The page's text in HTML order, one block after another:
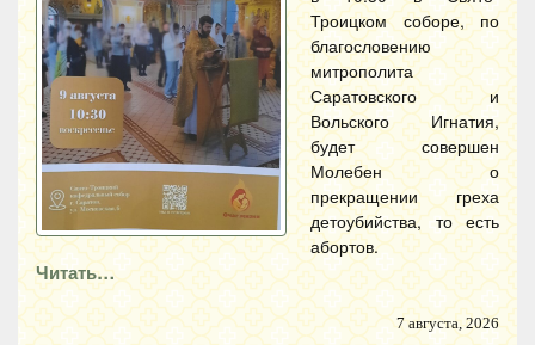
Троицком соборе, по
благословению
митрополита
Саратовского и
Вольского Игнатия,
будет совершен
Молебен о
прекращении греха
детоубийства, то есть
абортов.
Читать…
7 августа, 2026